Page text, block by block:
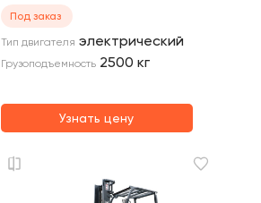
Под заказ
Тип двигателя электрический
Грузоподъемность 2500 кг
Узнать цену